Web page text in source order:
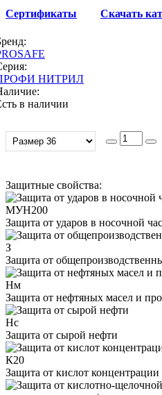
Сертификаты Скачать
НИТРИЛ
в наличии
Защитные свойства:
МУН200
Защита от ударов в носочной
З
Защита от
Нм
Защита от нефтяных масел и
Нс
Защита от сырой нефти
К20
Защита от кислот